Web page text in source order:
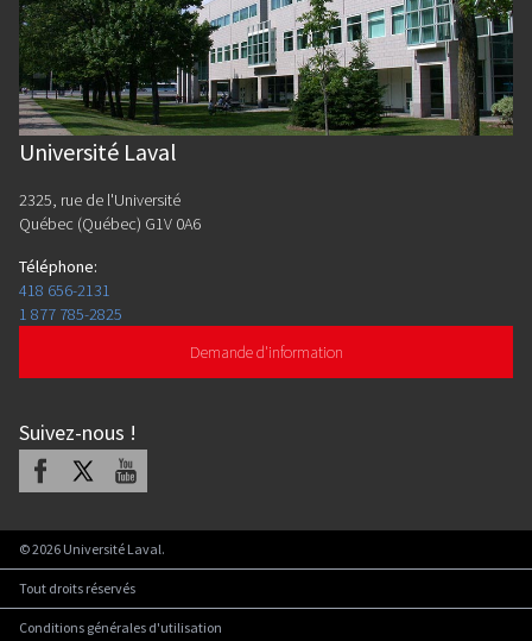
Université Laval
2325, rue de l'Université
Québec (Québec) G1V 0A6
Téléphone:
418 656-2131
1 877 785-2825
Demande d'information
Suivez-nous !
Facebook Youtube
©2026 Université Laval.
Tout droits réservés
Conditions générales d'utilisation